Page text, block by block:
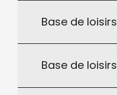
Base de
Base de
46340